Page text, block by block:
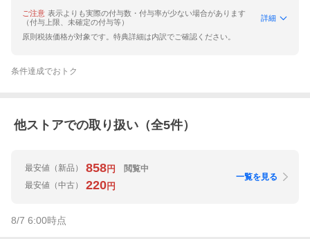
ご注意 表示よりも実際の付与数・付与率が少ない場合があります
（付与上限、未確定の付与等）
詳細
原則税抜価格が対象です。特典詳細は内訳でご確認ください。
条件達成でおトク
他ストアでの取り扱い（全5件）
最安値 （新品） 858円
閲覧中
最安値 （中古） 220円
一覧を見る
8/7 6:00時点